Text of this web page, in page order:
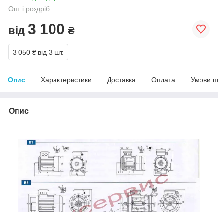
Опт і роздріб
від 3 100 ₴
3 050 ₴ від 3 шт.
Опис Характеристики Доставка Оплата Умови
Опис